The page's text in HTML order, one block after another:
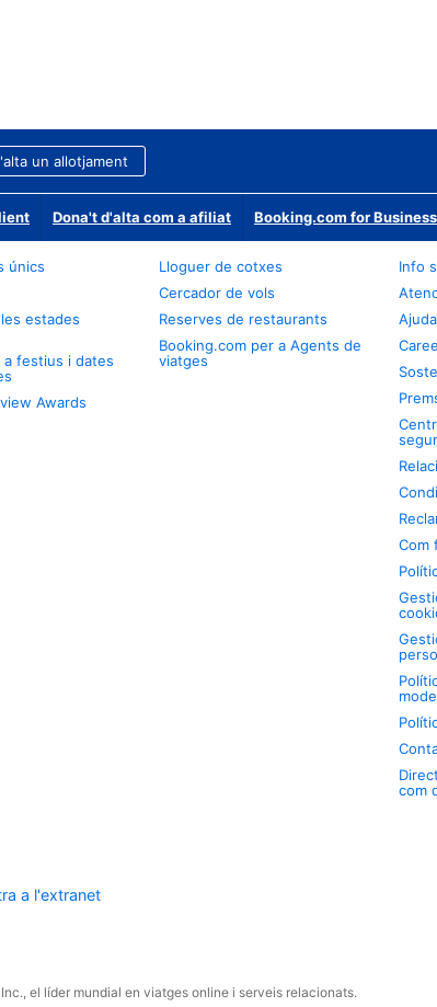
un allotjament
Dona't d'alta com a afiliat Booking.com for Business
únics
estades
festius i dates
Awards
Lloguer de cotxes
Cercador de vols
Reserves de restaurants
Booking.com per a Agents de
viatges
Info
Com
com
a l'extranet
el líder mundial en viatges online i serveis relacionats.